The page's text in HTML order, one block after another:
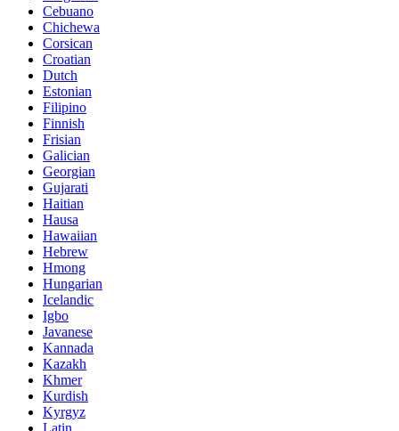
Cebuano
Chichewa
Corsican
Croatian
Dutch
Estonian
Filipino
Finnish
Frisian
Galician
Georgian
Gujarati
Haitian
Hausa
Hawaiian
Hebrew
Hmong
Hungarian
Icelandic
Igbo
Javanese
Kannada
Kazakh
Khmer
Kurdish
Kyrgyz
Latin